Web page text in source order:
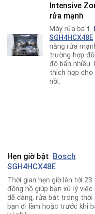
Intensive
rửa mạnh
Máy rửa bá t
SGH4HCX48E
năng rửa
trường hợp
độ bẩn nhiều.
thích hợp cho
nồi.
Hẹn giờ bật
Bosch
SGH4HCX48E
Thời gian hẹn giờ lên tới 23
đồng hồ giúp bạn xử lý
dễ dàng, rửa bát trong thời
bạn đi làm hoặc trước khi